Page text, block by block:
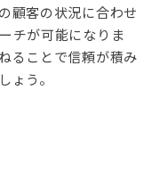
顧客の状況に合わせ
チが可能になりま
ることで信頼が積み
ょう。